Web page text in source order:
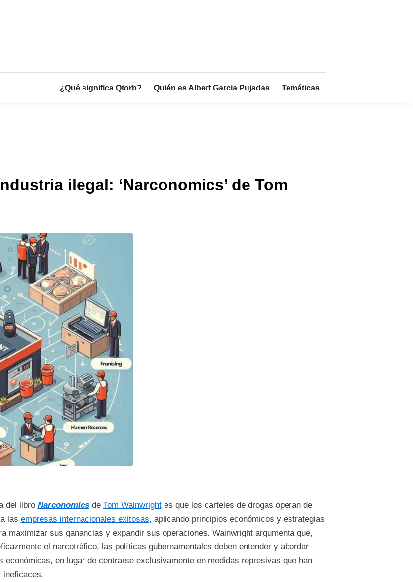
¿Qué significa Qtorb? Quién es Albert Garcia Pujadas Temáticas
ilegal: ‘Narconomics’ de Tom
del libro Narconomicsde Tom Wainwrightes que los carteles de drogas operan de
las empresas internacionales exitosas, aplicando principios económicos y estrategias
maximizar sus ganancias y expandir sus operaciones. Wainwright argumenta que,
el narcotráfico, las políticas gubernamentales deben entender y abordar
económicas, en lugar de centrarse exclusivamente en medidas represivas que han
ineficaces.